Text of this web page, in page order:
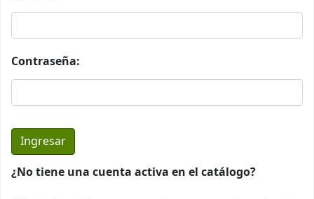
Contraseña:
¿No tiene una cuenta activa en el catálogo?